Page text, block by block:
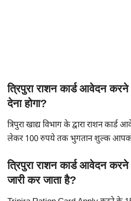
त्रिपुरा राशन कार्ड आवेदन
देना होगा?
त्रिपुरा खाद्य विभाग के द्वारा राशन
लेकर 100 रुपये तक भुगतान शुल्क आपको
त्रिपुरा राशन कार्ड आवेदन
जारी कर जाता है?